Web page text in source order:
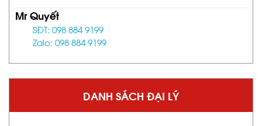
Mr Quyết
SĐT: 098 884 9199
Zalo: 098 884 9199
DANH SÁCH ĐẠI LÝ